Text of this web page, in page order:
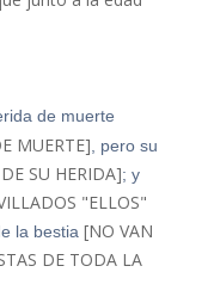
de muerte
MUERTE] , pero su
SU HERIDA]; y
"ELLOS"
la bestia[NO VAN
DE TODA LA